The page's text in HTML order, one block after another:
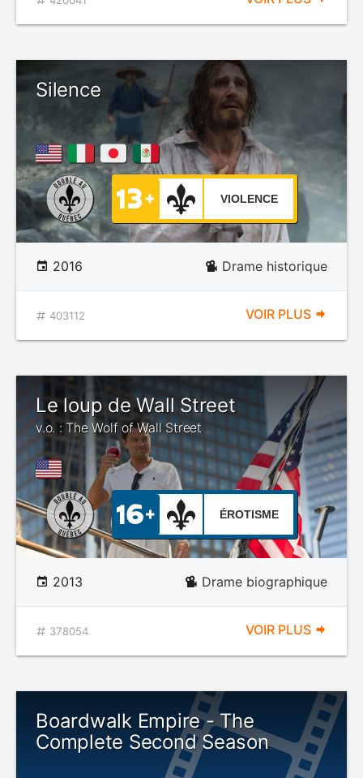
Silence
VIOLENCE
2016 Drame historique
403112 VOIR PLUS
Le loup de Wall Street
v.o. : The Wolf of Wall Street
ÉROTISME
2013 Drame biographique
378054 VOIR PLUS
Boardwalk Empire - The
Complete Second Season